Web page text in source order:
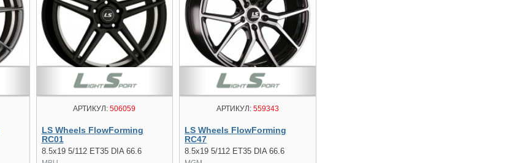
АРТИКУЛ: 506059
LS Wheels FlowForming
RC01
8.5x19 5/112 ET35 DIA 66.6
АРТИКУЛ: 559343
LS Wheels FlowForming
RC47
8.5x19 5/112 ET35 DIA 66.6